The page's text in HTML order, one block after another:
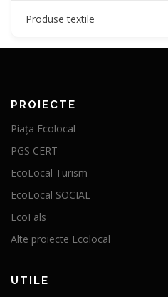
Produse textile
PROIECTE
Piața Ecolocal
PGS CERT
EcoLocal Turism
EcoLocal SOCIAL
EcoFals
Alte proiecte Ecolocal
UTILE